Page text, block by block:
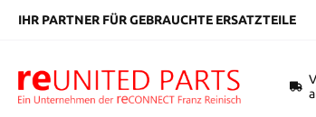
springen
IHR PARTNER FÜR GEBRAUCHTE ERSATZTEILE